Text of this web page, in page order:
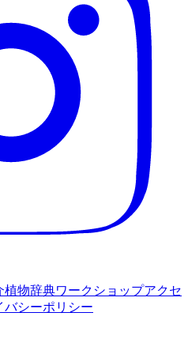
植物辞典ワークショップアクセ
バシーポリシー